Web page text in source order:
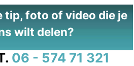
tip, foto of video die je
wilt delen?
06 - 574 71 321